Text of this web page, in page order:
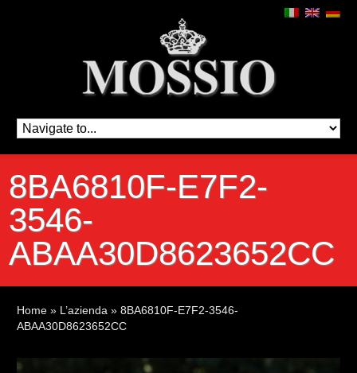
8BA6810F-E7F2-
3546-
ABAA30D8623652CC
Home » L’azienda » 8BA6810F-E7F2-3546-
ABAA30D8623652CC